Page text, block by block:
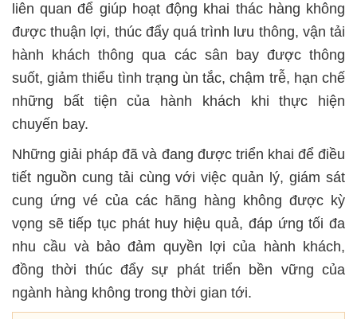
liên quan để giúp hoạt động khai thác hàng không
được thuận lợi, thúc đẩy quá trình lưu thông, vận tải
hành khách thông qua các sân bay được thông
suốt, giảm thiểu tình trạng ùn tắc, chậm trễ, hạn chế
những bất tiện của hành khách khi thực hiện
chuyến bay.
Những giải pháp đã và đang được triển khai để điều
tiết nguồn cung tải cùng với việc quản lý, giám sát
cung ứng vé của các hãng hàng không được kỳ
vọng sẽ tiếp tục phát huy hiệu quả, đáp ứng tối đa
nhu cầu và bảo đảm quyền lợi của hành khách,
đồng thời thúc đẩy sự phát triển bền vững của
ngành hàng không trong thời gian tới.